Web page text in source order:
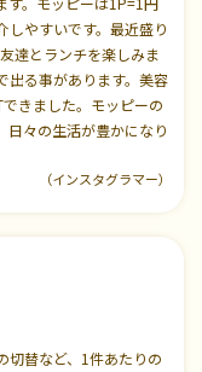
しやすいです。最近盛り
達とランチを楽しみま
出る事があります。美容
きました。モッピーの
日々の生活が豊かになり
（インスタグラマー）
切替など、1件あたりの